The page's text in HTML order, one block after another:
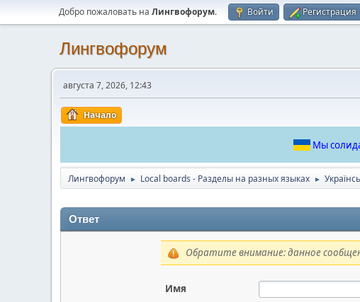
Добро пожаловать на Лингвофорум. Войти Регистрация
Лингвофорум
августа 7, 2026, 12:43
Начало
Мы
Лингвофорум ► Local boards - Разделы на разных языках ►
Ответ
Обратите внимание: данное
Имя